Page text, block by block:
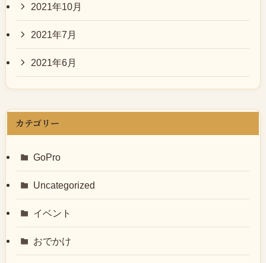
2021年10月
2021年7月
2021年6月
カテゴリー
GoPro
Uncategorized
イベント
おでかけ